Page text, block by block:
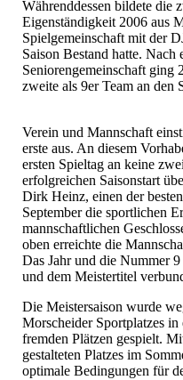
Währenddessen bildete die
Eigenständigkeit 2006 aus
Spielgemeinschaft mit der
Saison Bestand hatte. Nach
Seniorengemeinschaft ging
zweite als 9er Team an den
Verein und Mannschaft
erste aus. An diesem
ersten Spieltag an keine
erfolgreichen Saisonstart
Dirk Heinz, einen der
September die sportlichen
mannschaftlichen
oben erreichte die
Das Jahr und die Nummer
und dem Meistertitel
Die Meistersaison wurde
Morscheider Sportplatzes
fremden Plätzen gespielt.
gestalteten Platzes im
optimale Bedingungen für